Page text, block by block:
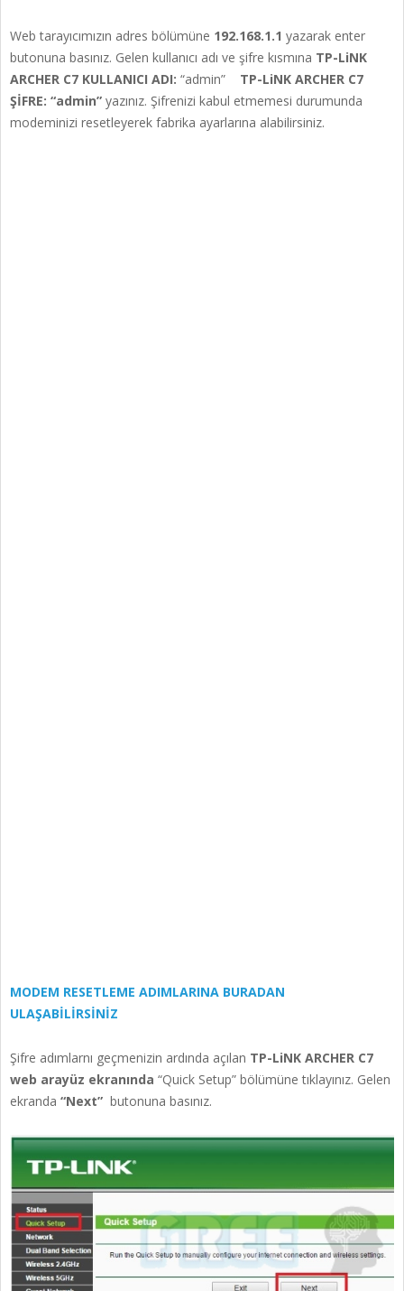
Web tarayıcımızın adres bölümüne 192.168.1.1 yazarak enter
butonuna basınız. Gelen kullanıcı adı ve şifre kısmına TP-LiNK
ARCHER C7 KULLANICI ADI: “admin” TP-LiNK ARCHER C7
ŞİFRE: “admin” yazınız. Şifrenizi kabul etmemesi durumunda
modeminizi resetleyerek fabrika ayarlarına alabilirsiniz.
MODEM RESETLEME ADIMLARINA BURADAN
ULAŞABİLİRSİNİZ
Şifre adımlarnı geçmenizin ardında açılan TP-LiNK ARCHER C7
web arayüz ekranında “Quick Setup” bölümüne tıklayınız. Gelen
ekranda “Next” butonuna basınız.